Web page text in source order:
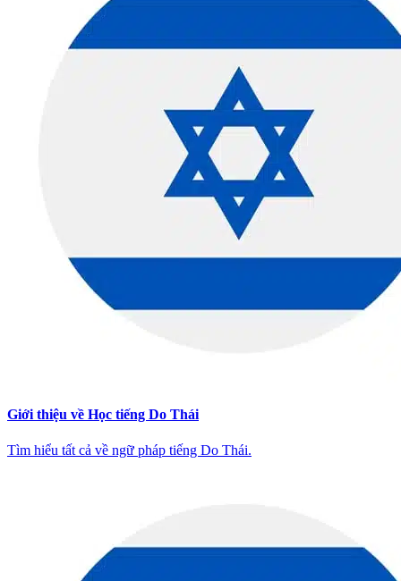
Giới thiệu về Học tiếng Do Thái
Tìm hiểu tất cả về ngữ pháp tiếng Do Thái.